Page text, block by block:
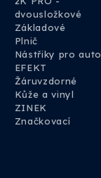
dvousložkové
Základové
Plnič
Nástřiky pro auto
EFEKT
Žáruvzdorné
Kůže a vinyl
ZINEK
Značkovací